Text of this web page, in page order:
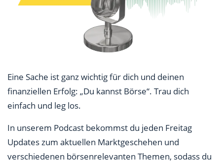
Eine Sache ist ganz wichtig für dich und deinen
finanziellen Erfolg: „Du kannst Börse“. Trau dich
einfach und leg los.
In unserem Podcast bekommst du jeden Freitag
Updates zum aktuellen Marktgeschehen und
verschiedenen börsenrelevanten Themen, sodass du